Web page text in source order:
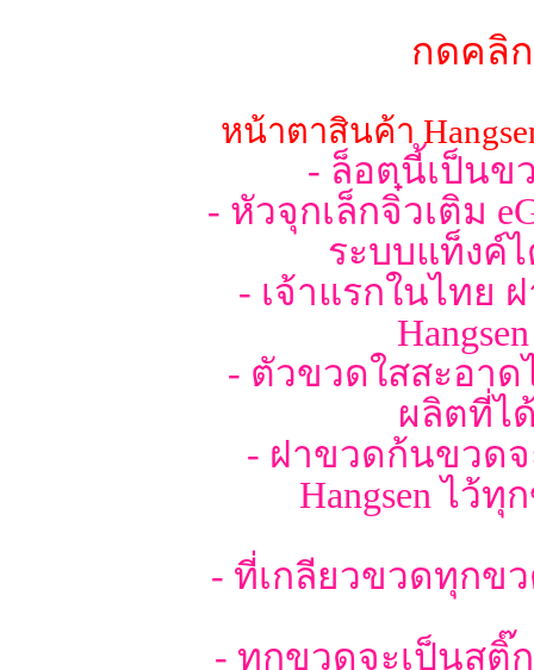
กดคลิ
หน้าตาสินค้า
- ล็อตนี้เป็นข
- หัวจุกเล็กจิ๋วเติม
ระบบแท็งค์
- เจ้าแรกในไทย
- ตัวขวดใสสะอา
ผลิตที่ไ
- ฝาขวดก้นขวด
Hangsen ไว้
- ที่เกลียวขวดทุกข
- ทุกขวดจะเป็นสติ๊